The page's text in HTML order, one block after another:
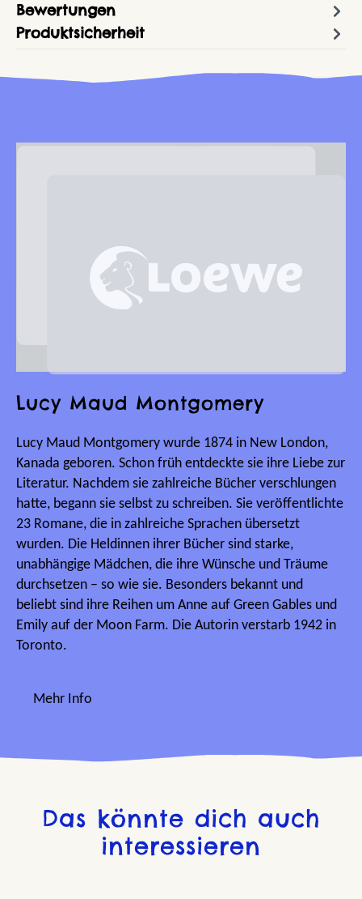
Bewertungen
Produktsicherheit
Lucy Maud Montgomery
Lucy Maud Montgomery wurde 1874 in New London,
Kanada geboren. Schon früh entdeckte sie ihre Liebe zur
Literatur. Nachdem sie zahlreiche Bücher verschlungen
hatte, begann sie selbst zu schreiben. Sie veröffentlichte
23 Romane, die in zahlreiche Sprachen übersetzt
wurden. Die Heldinnen ihrer Bücher sind starke,
unabhängige Mädchen, die ihre Wünsche und Träume
durchsetzen – so wie sie. Besonders bekannt und
beliebt sind ihre Reihen um Anne auf Green Gables und
Emily auf der Moon Farm. Die Autorin verstarb 1942 in
Toronto.
Mehr Info
Das könnte dich auch
interessieren